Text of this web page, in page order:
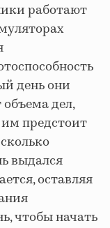
работают
день они
дел,
предстоит
выдался
оставляя
чтобы начать